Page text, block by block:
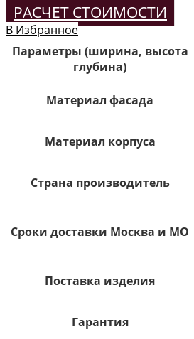
РАСЧЕТ СТОИМОСТИ
В Избранное
Параметры (ширина, высота
глубина)
Материал фасада
Материал корпуса
Страна производитель
Сроки доставки Москва и МО
Поставка изделия
Гарантия